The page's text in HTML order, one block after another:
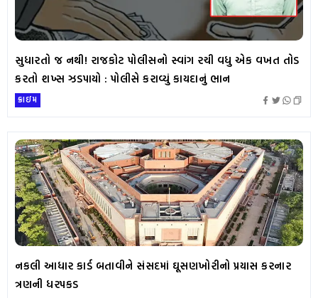
સુધારતો જ નથી! રાજકોટ પોલીસનો સ્વાંગ રચી વધુ એક વખત તોડ
કરતો શખ્સ ઝડપાયો : પોલીસે કરાવ્યું કાયદાનું ભાન
ક્રાઇમ
નકલી આધાર કાર્ડ બતાવીને સંસદમાં ઘૂસણખોરીનો પ્રયાસ કરનાર
ત્રણની ધરપકડ